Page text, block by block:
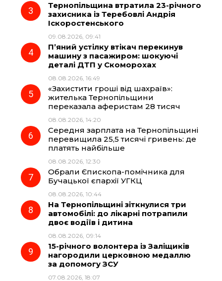
o a p
Тернопільщина втратила 23-річного
захисника із Теребовлі Андрія
Іскоростенського
09.08.2026, 09:41
П’яний устілку втікач перекинув
машину з пасажиром: шокуючі
деталі ДТП у Скоморохах
08.08.2026, 16:49
«Захистити гроші від шахраїв»:
жителька Тернопільщини
переказала аферистам 28 тисяч
08.08.2026, 14:20
Середня зарплата на Тернопільщині
перевищила 25,5 тисячі гривень: де
платять найбільше
08.08.2026, 12:30
Обрали Єпископа-помічника для
Бучацької єпархії УГКЦ
08.08.2026, 10:44
На Тернопільщині зіткнулися три
автомобілі: до лікарні потрапили
двоє водіїв і дитина
08.08.2026, 09:14
15-річного волонтера із Заліщиків
нагородили церковною медаллю
за допомогу ЗСУ
07.08.2026, 18:07